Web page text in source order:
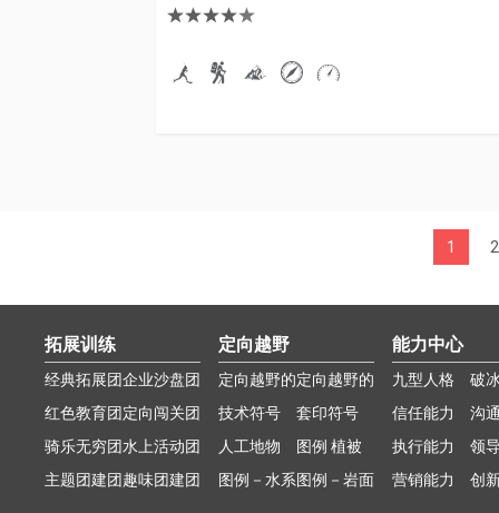
1 2
拓展训练
经典拓展团
建
企业沙盘团
建
红色教育团
建
定向闯关团
建
骑乐无穷团
建
水上活动团
建
主题团建团趣味团建团
定向越野
定向越野的
比赛--定向
越野
定向越野的
比赛--犯规
与处
技术符号
套印符号
人工地物
图例 植被
图例－水系图例－岩面
能力中心
九型人格
破
信任能力
沟
执行能力
领
营销能力
创